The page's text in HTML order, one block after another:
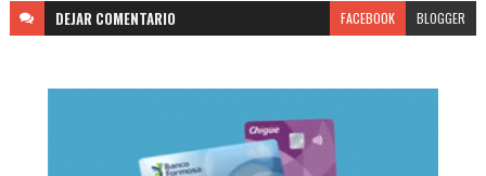
DEJAR COMENTARIO FACEBOOK BLOGGER